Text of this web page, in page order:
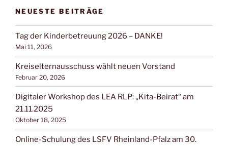
NEUESTE BEITRÄGE
Tag der Kinderbetreuung 2026 – DANKE!
Mai 11, 2026
Kreiselternausschuss wählt neuen Vorstand
Februar 20, 2026
Digitaler Workshop des LEA RLP: „Kita-Beirat“ am
21.11.2025
Oktober 18, 2025
Online-Schulung des LSFV Rheinland-Pfalz am 30.